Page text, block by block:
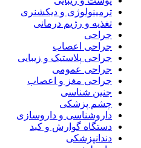
ترمینولوژی و دیکشنری
تغذیه و رژیم درمانی
جراحی
جراحی اعصاب
جراحی پلاستیک و زیبایی
جراحی عمومی
جراحی مغز و اعصاب
جنین شناسی
چشم پزشکی
داروشناسی و داروسازی
دستگاه گوارش و کبد
دندانپزشکی